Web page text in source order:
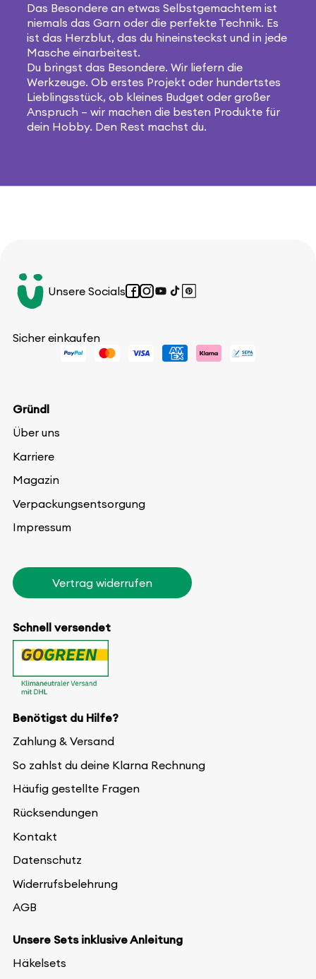
Das Besondere an etwas Selbstgemachtem ist
niemals das Garn oder die perfekte Technik. Es
ist das Herzblut, das du hineinsteckst und in jede
Masche einarbeitest.
Du bringst das Besondere. Wir liefern die
Werkzeuge. Ob erstes Projekt oder hundertstes
Lieblingsstück, ob kleines Budget oder großer
Anspruch – wir machen die besten Produkte für
dein Hobby. Den Rest machst du.
Unsere SocialsFacebook
Instagram
YouTube
TikTokPinterest
Sicher einkaufen
Benötigst du Hilfe?
Zahlung & Versand
So zahlst du deine Klarna Rechnung
Häufig gestellte Fragen
Rücksendungen
Kontakt
Datenschutz
Widerrufsbelehrung
AGB
Unsere Sets inklusive Anleitung
Häkelsets
Gründl
Über uns
Karriere
Magazin
Verpackungsentsorgung
Impressum
Vertrag widerrufen
Schnell versendet